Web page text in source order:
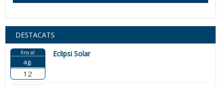
DESTACATS
fins al
ag.
12
Eclipsi Solar